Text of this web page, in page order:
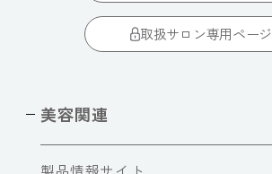
取扱サロン専用ページ
美容関連